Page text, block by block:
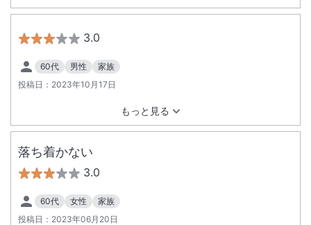
3.0
60代 男性
家族
投稿日： 2023年10月17日
もっと見る
落ち着かない
3.0
60代 女性
家族
投稿日： 2023年06月20日